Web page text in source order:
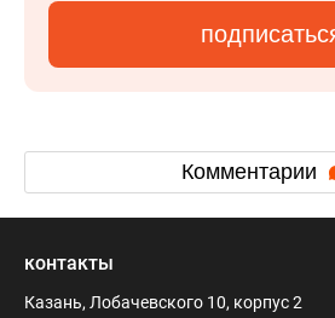
Комментарии
контакты
Казань, Лобачевского 10, корпус 2